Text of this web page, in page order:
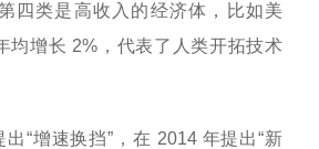
四类是高收入的经济体，比如美
均增长 2%，代表了人类开拓技术
“增速换挡”，在 2014 年提出“新